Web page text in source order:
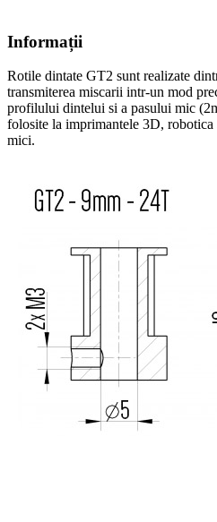
Informații
Rotile dintate GT2 sunt realizate
transmiterea miscarii intr-un mod
profilului dintelui si a pasului mic
folosite la imprimantele 3D,
mici.